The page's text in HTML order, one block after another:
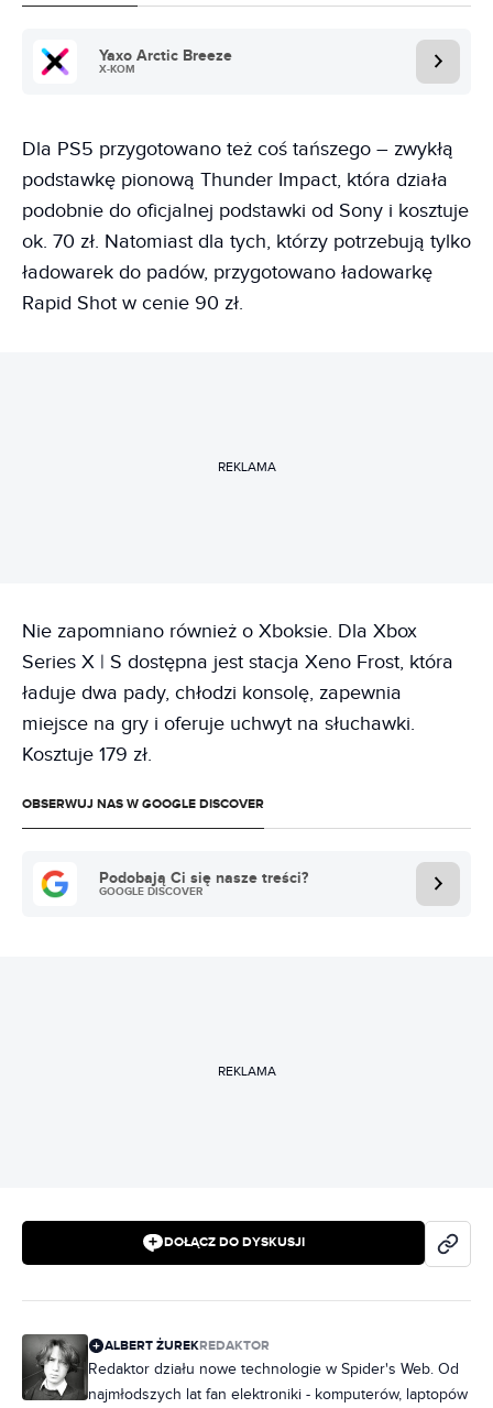
Yaxo Arctic Breeze
X-KOM
Dla PS5 przygotowano też coś tańszego – zwykłą
podstawkę pionową Thunder Impact, która działa
podobnie do oficjalnej podstawki od Sony i kosztuje
ok. 70 zł. Natomiast dla tych, którzy potrzebują tylko
ładowarek do padów, przygotowano ładowarkę
Rapid Shot w cenie 90 zł.
REKLAMA
Nie zapomniano również o Xboksie. Dla Xbox
Series X | S dostępna jest stacja Xeno Frost, która
ładuje dwa pady, chłodzi konsolę, zapewnia
miejsce na gry i oferuje uchwyt na słuchawki.
Kosztuje 179 zł.
OBSERWUJ NAS W GOOGLE DISCOVER
Podobają Ci się nasze treści?
GOOGLE DISCOVER
REKLAMA
DOŁĄCZ DO DYSKUSJI
ALBERT ŻUREKREDAKTOR
Redaktor działu nowe technologie w Spider's Web. Od
najmłodszych lat fan elektroniki - komputerów, laptopów